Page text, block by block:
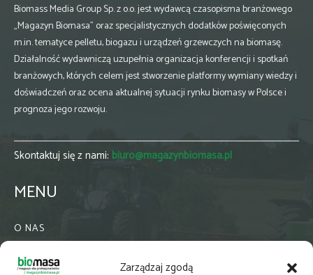
Zarządzaj zgodą
Biomass Media Group Sp. z o.o. jest wydawcą czasopisma branżowego
„Magazyn Biomasa” oraz specjalistycznych dodatków poświęconych
m.in. tematyce pelletu, biogazu i urządzeń grzewczych na biomasę.
Działalność wydawniczą uzupełnia organizacja konferencji i spotkań
branżowych, których celem jest stworzenie platformy wymiany wiedzy i
doświadczeń oraz ocena aktualnej sytuacji rynku biomasy w Polsce i
prognoza jego rozwoju.
Skontaktuj się z nami: biuro@magazynbiomasa.pl
MENU
O NAS
WSPÓŁPRACA